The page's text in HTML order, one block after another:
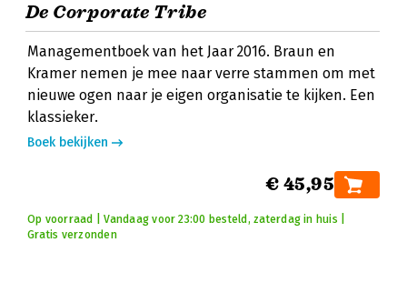
De Corporate Tribe
Managementboek van het Jaar 2016. Braun en
Kramer nemen je mee naar verre stammen om met
nieuwe ogen naar je eigen organisatie te kijken. Een
klassieker.
Boek bekijken
€ 45,95
Op voorraad | Vandaag voor 23:00 besteld, zaterdag in huis |
Gratis verzonden